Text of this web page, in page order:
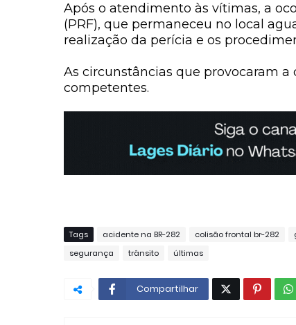
Após o atendimento às vítimas, a
(PRF), que permaneceu no local
realização da perícia e os
As circunstâncias que provocaram
competentes.
Tags acidente na BR-282 colisão frontal br-282
segurança
trânsito últimas
Compartilhar